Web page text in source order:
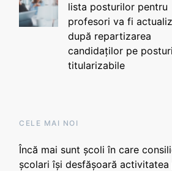
lista posturilor pentru
profesori va fi
după repartizarea
candidaților pe posturi
titularizabile
CELE MAI NOI
Încă mai sunt școli în care
școlari își desfășoară activitatea